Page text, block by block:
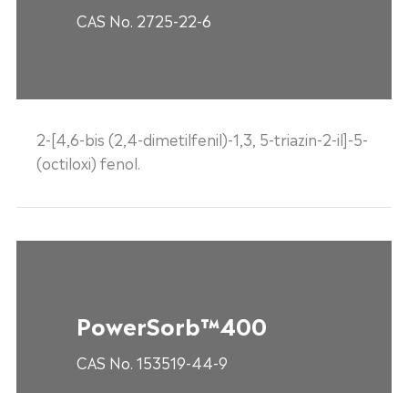
CAS No. 2725-22-6
2-[4,6-bis (2,4-dimetilfenil)-1,3, 5-triazin-2-il]-5-
(octiloxi) fenol.
PowerSorb™400
CAS No. 153519-44-9